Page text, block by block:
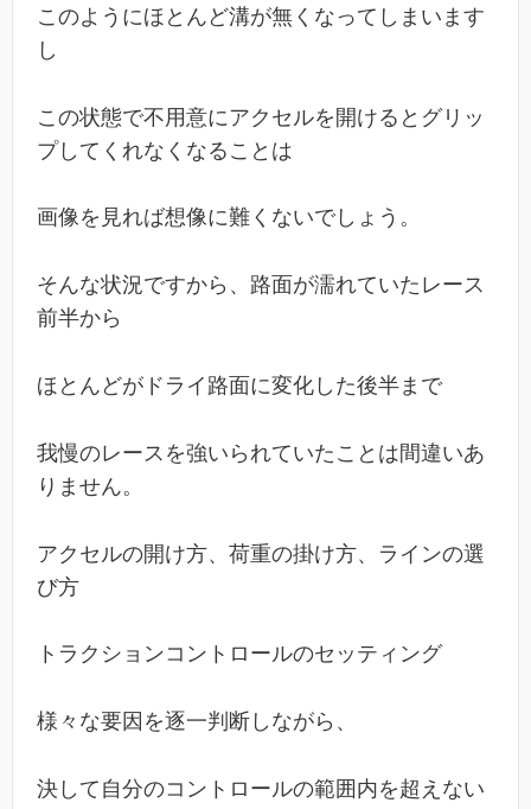
このようにほとんど溝が無くなってしまいます
し
この状態で不用意にアクセルを開けるとグリッ
プしてくれなくなることは
画像を見れば想像に難くないでしょう。
そんな状況ですから、路面が濡れていたレース
前半から
ほとんどがドライ路面に変化した後半まで
我慢のレースを強いられていたことは間違いあ
りません。
アクセルの開け方、荷重の掛け方、ラインの選
び方
トラクションコントロールのセッティング
様々な要因を逐一判断しながら、
決して自分のコントロールの範囲内を超えない